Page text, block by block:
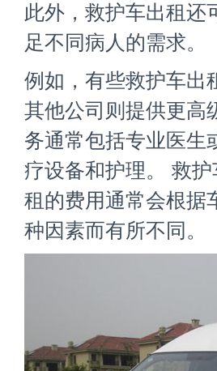
此外，救护车出租还
足不同病人的需求。
例如，有些救护车出
其他公司则提供更高
务通常包括专业医生
疗设备和护理。 救
租的费用通常会根据
种因素而有所不同。